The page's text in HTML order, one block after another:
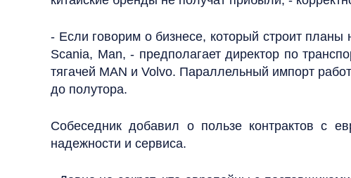
- Если говорим о бизнесе, который строит планы
Scania, Man, - предполагает директор по
тягачей MAN и Volvo. Параллельный импорт
до полутора.
Собеседник добавил о пользе контрактов с
надежности и сервиса.